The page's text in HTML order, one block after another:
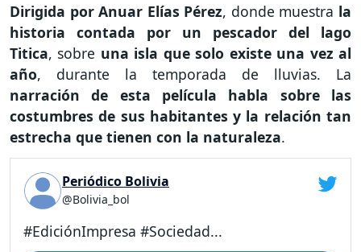
Dirigida por Anuar Elías Pérez, donde muestra la
historia contada por un pescador del lago
Titica, sobre una isla que solo existe una vez al
año, durante la temporada de lluvias. La
narración de esta película habla sobre las
costumbres de sus habitantes y la relación tan
estrecha que tienen con la naturaleza.
Periódico Bolivia
@Bolivia_bol
#EdiciónImpresa #Sociedad...